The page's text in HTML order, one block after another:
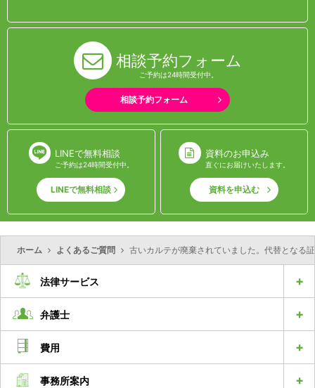
相談予約フォーム
ご予約は24時間受付中。
相談予約フォーム
LINEで無料相談
ご予約は24時間受付中。
LINEで無料相談
資料のお申込み
直ぐにお届けいたします。
資料を申込む
ホーム よくあるご質問 古いカルテが廃棄されていました。代替となる
法律サービス
弁護士
費用
事務所案内